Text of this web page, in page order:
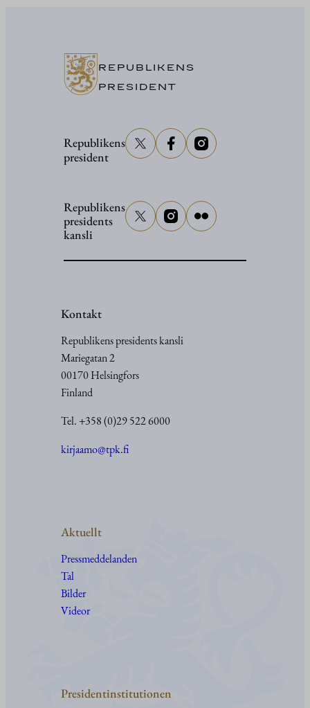
REPUBLIKENS
PRESIDENT
Republikens
president
Republikens
presidents
kansli
Kontakt
Republikens presidents kansli
Mariegatan 2
00170 Helsingfors
Finland
Tel. +358 (0)29 522 6000
kirjaamo@tpk.fi
Aktuellt
Pressmeddelanden
Tal
Bilder
Videor
Presidentinstitutionen